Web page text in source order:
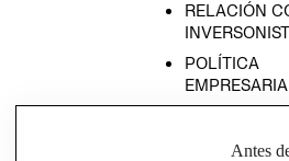
RELACIÓN
POLÍTICA
Antes